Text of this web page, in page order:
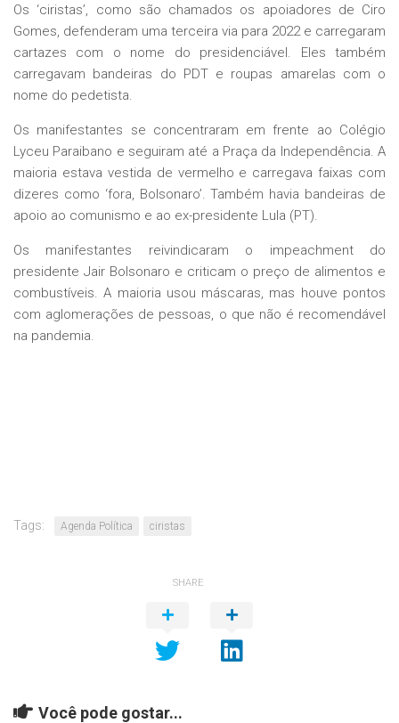
Os ‘ciristas’, como são chamados os apoiadores de Ciro
Gomes, defenderam uma terceira via para 2022 e carregaram
cartazes com o nome do presidenciável. Eles também
carregavam bandeiras do PDT e roupas amarelas com o
nome do pedetista.
Os manifestantes se concentraram em frente ao Colégio
Lyceu Paraibano e seguiram até a Praça da Independência. A
maioria estava vestida de vermelho e carregava faixas com
dizeres como ‘fora, Bolsonaro’. Também havia bandeiras de
apoio ao comunismo e ao ex-presidente Lula (PT).
Os manifestantes reivindicaram o impeachment do
presidente Jair Bolsonaro e criticam o preço de alimentos e
combustíveis. A maioria usou máscaras, mas houve pontos
com aglomerações de pessoas, o que não é recomendável
na pandemia.
Tags: Agenda Política ciristas
SHARE
Você pode gostar...